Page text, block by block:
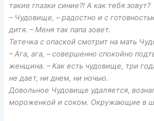
такие глазки синие?! А как тебя зовут?
– Чудовище, – радостно и с
дитя. – Меня так папа зовет.
Тетечка с опаской смотрит на мать
– Ага, ага, – совершенно спокойно
женщина. – Как есть чудовище, три
не дает, ни днем, ни ночью.
Довольное Чудовище удаляется,
мороженкой и соком. Окружающие в